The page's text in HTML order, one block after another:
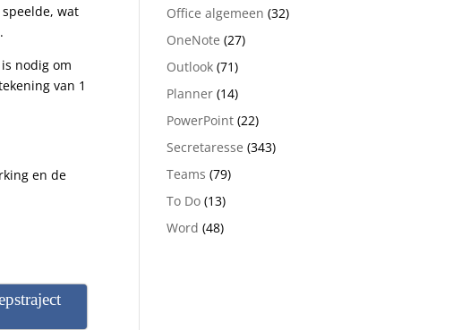
wat
nodig om
van 1
en de
Office algemeen (32)
OneNote (27)
Outlook (71)
Planner (14)
PowerPoint (22)
Secretaresse (343)
Teams (79)
To Do (13)
Word (48)